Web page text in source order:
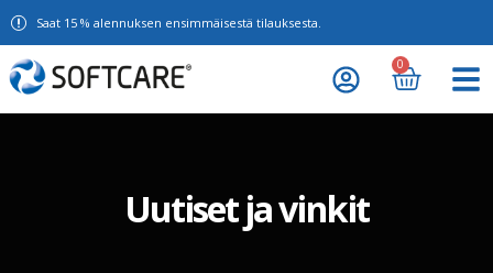
Saat 15 % alennuksen ensimmäisestä tilauksesta.
0
Uutiset ja vinkit